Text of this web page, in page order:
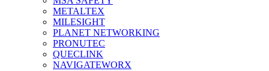
METALTEX
MILESIGHT
PLANET NETWORKING
PRONUTEC
QUECLINK
NAVIGATEWORX